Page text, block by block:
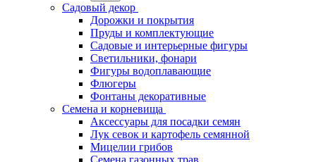
Садовый декор
Дорожки и покрытия
Пруды и комплектующие
Садовые и интерьерные фигуры
Светильники, фонари
Фигуры водоплавающие
Флюгеры
Фонтаны декоративные
Семена и корневища
Аксессуары для посадки семян
Лук севок и картофель семянной
Мицелии грибов
Семена газонных трав